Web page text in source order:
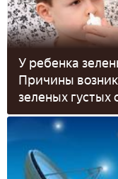
У ребенка
Причины
зеленых густых